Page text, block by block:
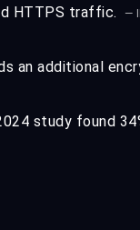
HTTPS traffic.
—
an additional
study found